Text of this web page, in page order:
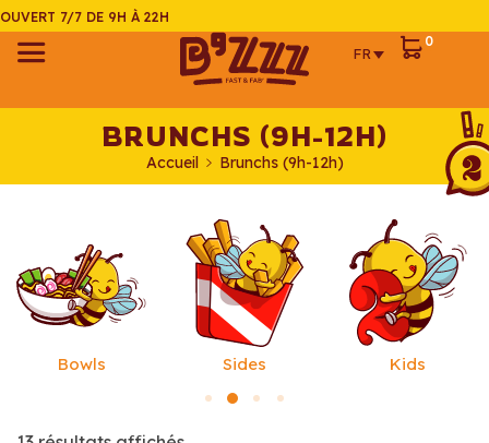
OUVERT 7/7 DE 9H À 22H
Accueil
La carte
(9h-12h)
Bowls
FR
FR
0
BRUNCHS (9H-12H)
Accueil Brunchs (9h-12h)
Bowls Sides Kids